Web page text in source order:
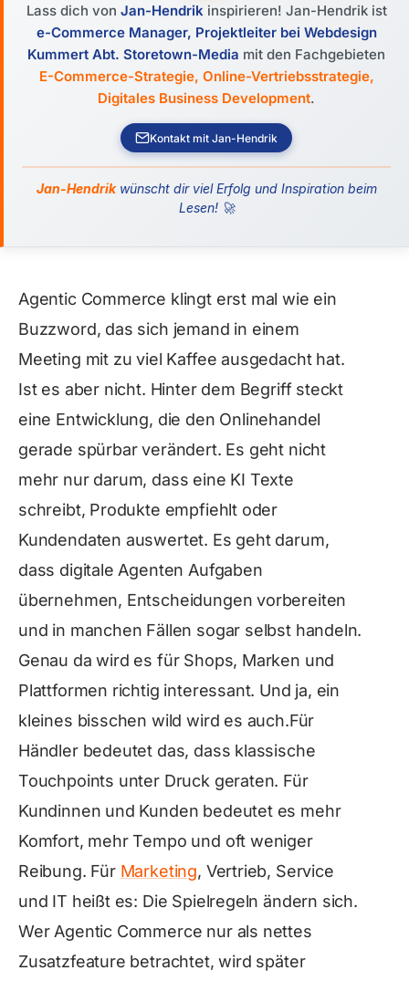
Lass dich von Jan-Hendrikinspirieren! Jan-Hendrik ist
e-Commerce Manager, Projektleiter bei Webdesign
Kummert Abt. Storetown-Media mit den Fachgebieten
E-Commerce-Strategie, Online-Vertriebsstrategie,
Digitales Business Development.
Kontakt mit Jan-Hendrik
Jan-Hendrikwünscht dir viel Erfolg und Inspiration beim
Lesen! 🚀
Agentic Commerce klingt erst mal wie ein
Buzzword, das sich jemand in einem
Meeting mit zu viel Kaffee ausgedacht hat.
Ist es aber nicht. Hinter dem Begriff steckt
eine Entwicklung, die den Onlinehandel
gerade spürbar verändert. Es geht nicht
mehr nur darum, dass eine KI Texte
schreibt, Produkte empfiehlt oder
Kundendaten auswertet. Es geht darum,
dass digitale Agenten Aufgaben
übernehmen, Entscheidungen vorbereiten
und in manchen Fällen sogar selbst handeln.
Genau da wird es für Shops, Marken und
Plattformen richtig interessant. Und ja, ein
kleines bisschen wild wird es auch.Für
Händler bedeutet das, dass klassische
Touchpoints unter Druck geraten. Für
Kundinnen und Kunden bedeutet es mehr
Komfort, mehr Tempo und oft weniger
Reibung. Für Marketing, Vertrieb, Service
und IT heißt es: Die Spielregeln ändern sich.
Wer Agentic Commerce nur als nettes
Zusatzfeature betrachtet, wird später